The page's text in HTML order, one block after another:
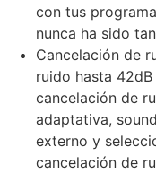
con tus
nunca ha sido
Cancelación de
ruido hasta
cancelación de
adaptativa,
externo y
cancelación de